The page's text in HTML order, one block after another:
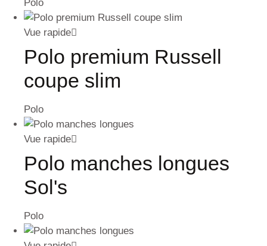
Polo
Vue rapide
Polo premium Russell
coupe slim
Polo
Vue rapide
Polo manches longues
Sol's
Polo